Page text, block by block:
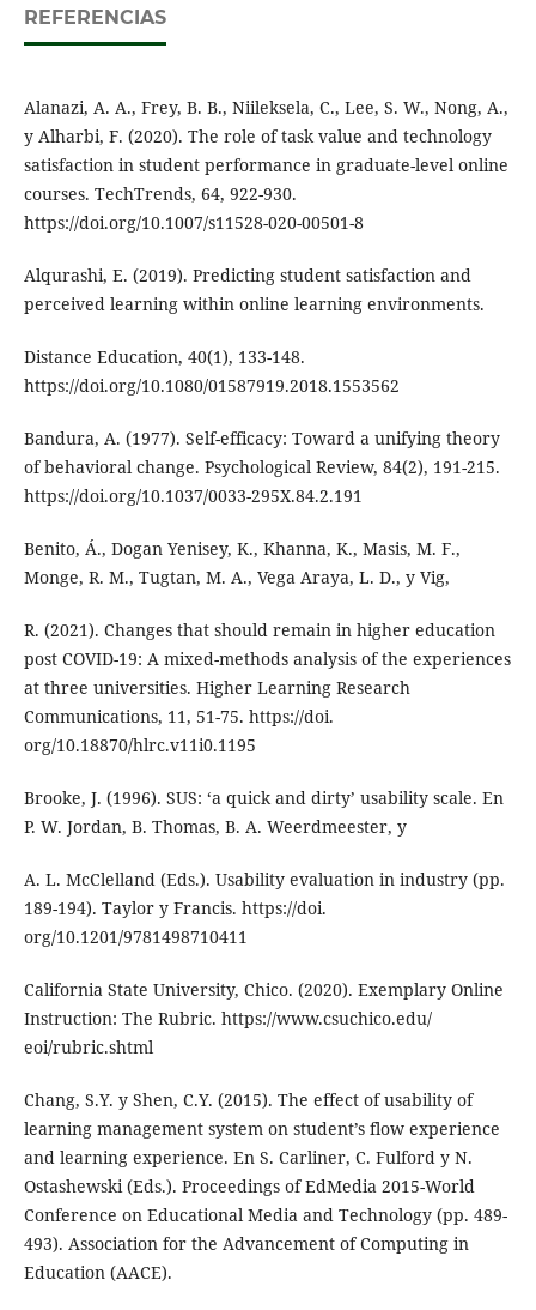
REFERENCIAS
Alanazi, A. A., Frey, B. B., Niileksela, C., Lee, S. W., Nong, A.,
y Alharbi, F. (2020). The role of task value and technology
satisfaction in student performance in graduate-level online
courses. TechTrends, 64, 922-930.
https://doi.org/10.1007/s11528-020-00501-8
Alqurashi, E. (2019). Predicting student satisfaction and
perceived learning within online learning environments.
Distance Education, 40(1), 133-148.
https://doi.org/10.1080/01587919.2018.1553562
Bandura, A. (1977). Self-efficacy: Toward a unifying theory
of behavioral change. Psychological Review, 84(2), 191-215.
https://doi.org/10.1037/0033-295X.84.2.191
Benito, Á., Dogan Yenisey, K., Khanna, K., Masis, M. F.,
Monge, R. M., Tugtan, M. A., Vega Araya, L. D., y Vig,
R. (2021). Changes that should remain in higher education
post COVID-19: A mixed-methods analysis of the experiences
at three universities. Higher Learning Research
Communications, 11, 51-75. https://doi.
org/10.18870/hlrc.v11i0.1195
Brooke, J. (1996). SUS: ‘a quick and dirty’ usability scale. En
P. W. Jordan, B. Thomas, B. A. Weerdmeester, y
A. L. McClelland (Eds.). Usability evaluation in industry (pp.
189-194). Taylor y Francis. https://doi.
org/10.1201/9781498710411
California State University, Chico. (2020). Exemplary Online
Instruction: The Rubric. https://www.csuchico.edu/
eoi/rubric.shtml
Chang, S.Y. y Shen, C.Y. (2015). The effect of usability of
learning management system on student’s flow experience
and learning experience. En S. Carliner, C. Fulford y N.
Ostashewski (Eds.). Proceedings of EdMedia 2015-World
Conference on Educational Media and Technology (pp. 489-
493). Association for the Advancement of Computing in
Education (AACE).